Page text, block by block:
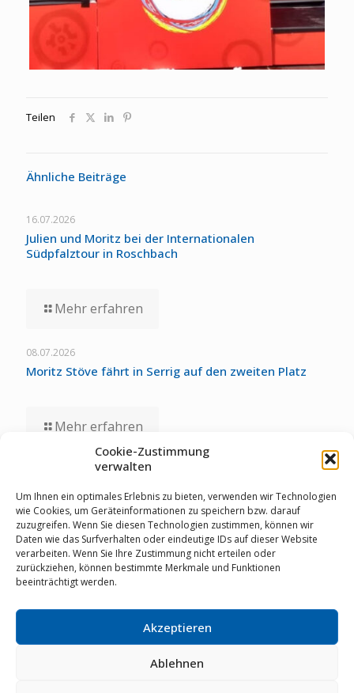
Cookie-Zustimmung
verwalten
Um Ihnen ein optimales Erlebnis zu bieten, verwenden wir Technologien
wie Cookies, um Geräteinformationen zu speichern bzw. darauf
zuzugreifen. Wenn Sie diesen Technologien zustimmen, können wir
Daten wie das Surfverhalten oder eindeutige IDs auf dieser Website
verarbeiten. Wenn Sie Ihre Zustimmung nicht erteilen oder
zurückziehen, können bestimmte Merkmale und Funktionen
beeinträchtigt werden.
Akzeptieren
Ablehnen
Teilen
Ähnliche Beiträge
16.07.2026
Julien und Moritz bei der Internationalen
Südpfalztour in Roschbach
Mehr erfahren
08.07.2026
Moritz Stöve fährt in Serrig auf den zweiten Platz
Mehr erfahren
Staubwolke-U17 zollt unglücklichen Umständen bei
Deutschen Meisterschaften Tribut
Mehr erfahren
© RSV Staubwolke Refrath 1952 e.V. |
Cookie Richtlinie|Impressum|Mitglieder-Login|
02204
info@staubwolke-refrath.de